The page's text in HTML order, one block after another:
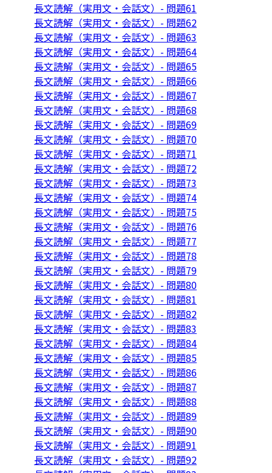
長文読解（実用文・会話文）- 問題61
長文読解（実用文・会話文）- 問題62
長文読解（実用文・会話文）- 問題63
長文読解（実用文・会話文）- 問題64
長文読解（実用文・会話文）- 問題65
長文読解（実用文・会話文）- 問題66
長文読解（実用文・会話文）- 問題67
長文読解（実用文・会話文）- 問題68
長文読解（実用文・会話文）- 問題69
長文読解（実用文・会話文）- 問題70
長文読解（実用文・会話文）- 問題71
長文読解（実用文・会話文）- 問題72
長文読解（実用文・会話文）- 問題73
長文読解（実用文・会話文）- 問題74
長文読解（実用文・会話文）- 問題75
長文読解（実用文・会話文）- 問題76
長文読解（実用文・会話文）- 問題77
長文読解（実用文・会話文）- 問題78
長文読解（実用文・会話文）- 問題79
長文読解（実用文・会話文）- 問題80
長文読解（実用文・会話文）- 問題81
長文読解（実用文・会話文）- 問題82
長文読解（実用文・会話文）- 問題83
長文読解（実用文・会話文）- 問題84
長文読解（実用文・会話文）- 問題85
長文読解（実用文・会話文）- 問題86
長文読解（実用文・会話文）- 問題87
長文読解（実用文・会話文）- 問題88
長文読解（実用文・会話文）- 問題89
長文読解（実用文・会話文）- 問題90
長文読解（実用文・会話文）- 問題91
長文読解（実用文・会話文）- 問題92